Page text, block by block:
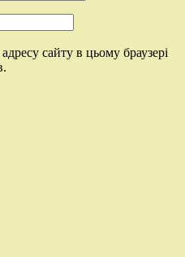
сайту в цьому браузері